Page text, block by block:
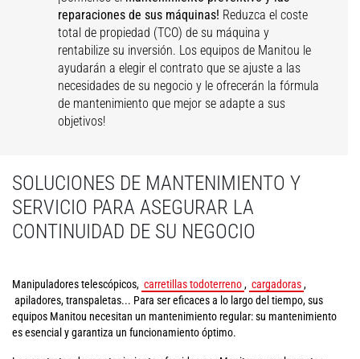
reparaciones de sus máquinas! Reduzca el coste
total de propiedad (TCO) de su máquina y
rentabilize su inversión. Los equipos de Manitou le
ayudarán a elegir el contrato que se ajuste a las
necesidades de su negocio y le ofrecerán la fórmula
de mantenimiento que mejor se adapte a sus
objetivos!
SOLUCIONES DE MANTENIMIENTO Y
SERVICIO PARA ASEGURAR LA
CONTINUIDAD DE SU NEGOCIO
Manipuladores telescópicos, carretillas todoterreno, cargadoras,
apiladores, transpaletas... Para ser eficaces a lo largo del tiempo, sus
equipos Manitou necesitan un mantenimiento regular: su mantenimiento
es esencial y garantiza un funcionamiento óptimo.